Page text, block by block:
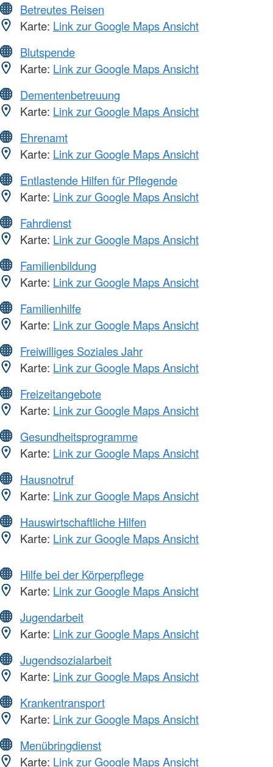
Betreutes Reisen
Karte: Link zur Google Maps Ansicht
Blutspende
Karte: Link zur Google Maps Ansicht
Dementenbetreuung
Karte: Link zur Google Maps Ansicht
Ehrenamt
Karte: Link zur Google Maps Ansicht
Entlastende Hilfen für Pflegende
Karte: Link zur Google Maps Ansicht
Fahrdienst
Karte: Link zur Google Maps Ansicht
Familienbildung
Karte: Link zur Google Maps Ansicht
Familienhilfe
Karte: Link zur Google Maps Ansicht
Freiwilliges Soziales Jahr
Karte: Link zur Google Maps Ansicht
Freizeitangebote
Karte: Link zur Google Maps Ansicht
Gesundheitsprogramme
Karte: Link zur Google Maps Ansicht
Hausnotruf
Karte: Link zur Google Maps Ansicht
Hauswirtschaftliche Hilfen
Karte: Link zur Google Maps Ansicht
Hilfe bei der Körperpflege
Karte: Link zur Google Maps Ansicht
Jugendarbeit
Karte: Link zur Google Maps Ansicht
Jugendsozialarbeit
Karte: Link zur Google Maps Ansicht
Krankentransport
Karte: Link zur Google Maps Ansicht
Menübringdienst
Karte: Link zur Google Maps Ansicht